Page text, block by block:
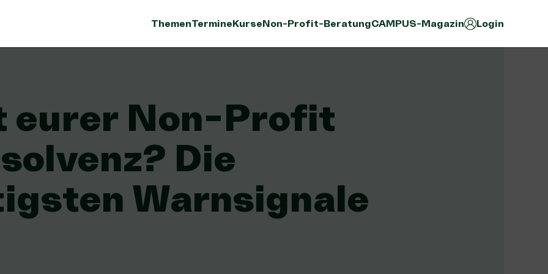
ThemenTermineKurseNon-Profit-BeratungCAMPUS-Magazin Login
eurer Non-Profit
Die
Warnsignale